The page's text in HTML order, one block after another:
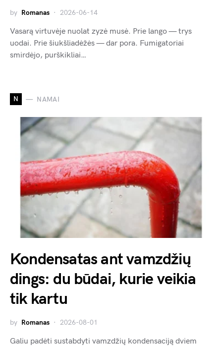
by Romanas 2026-06-14
Vasarą virtuvėje nuolat zyzė musė. Prie lango — trys
uodai. Prie šiukšliadėžės — dar pora. Fumigatoriai
smirdėjo, purškikliai…
N NAMAI
Kondensatas ant vamzdžių
dings: du būdai, kurie veikia
tik kartu
by Romanas 2026-08-01
Galiu padėti sustabdyti vamzdžių kondensaciją dviem